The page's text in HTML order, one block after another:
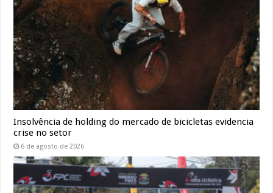
Insolvência de holding do mercado de bicicletas evidencia
crise no setor
6 de agosto de 2026